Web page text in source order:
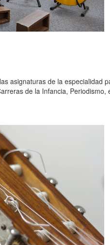
asignaturas de la especialidad
de la Infancia, Periodismo,